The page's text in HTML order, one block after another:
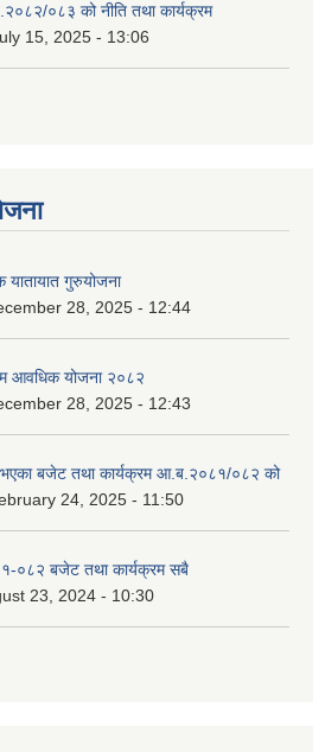
०८३ को नीति तथा कार्यक्रम
15, 2025 - 13:06
यातायात गुरुयोजना
28, 2025 - 12:44
आवधिक योजना २०८२
28, 2025 - 12:43
भएका बजेट तथा कार्यक्रम आ.ब.२०८१/०८२ को
24, 2025 - 11:50
०८२ बजेट तथा कार्यक्रम सबै
23, 2024 - 10:30